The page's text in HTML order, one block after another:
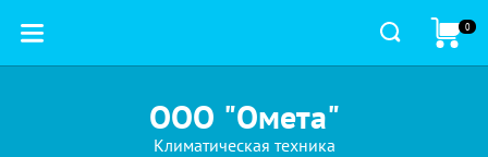
ООО "Омета"
Климатическая техника
0